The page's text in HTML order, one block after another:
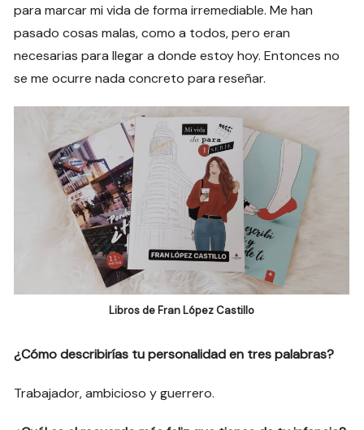
para marcar mi vida de forma irremediable. Me han
pasado cosas malas, como a todos, pero eran
necesarias para llegar a donde estoy hoy. Entonces no
se me ocurre nada concreto para reseñar.
Libros de Fran López Castillo
¿Cómo describirías tu personalidad en tres palabras?
Trabajador, ambicioso y guerrero.